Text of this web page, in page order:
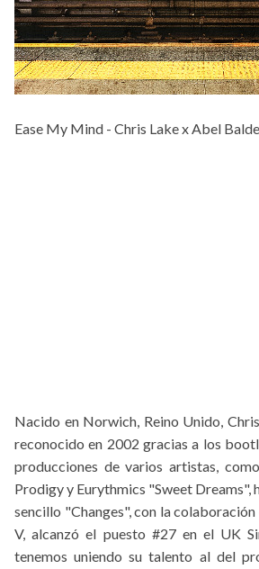
Ease My Mind - Chris Lake x Abel
Nacido en Norwich, Reino Unido,
reconocido en 2002 gracias a los
producciones de varios artistas,
Prodigy y Eurythmics "Sweet Dreams",
sencillo "Changes", con la colaboración
V, alcanzó el puesto #27 en el UK
tenemos uniendo su talento al del